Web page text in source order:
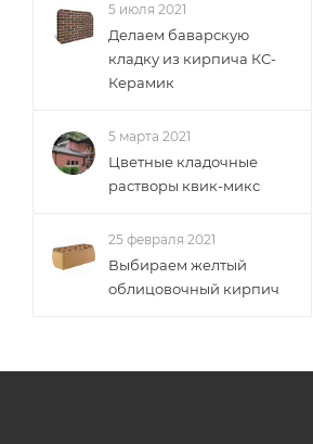
5 июля 2021
Делаем баварскую
кладку из кирпича КС-
Керамик
5 марта 2021
Цветные кладочные
растворы квик-микс
25 февраля 2021
Выбираем желтый
облицовочный кирпич